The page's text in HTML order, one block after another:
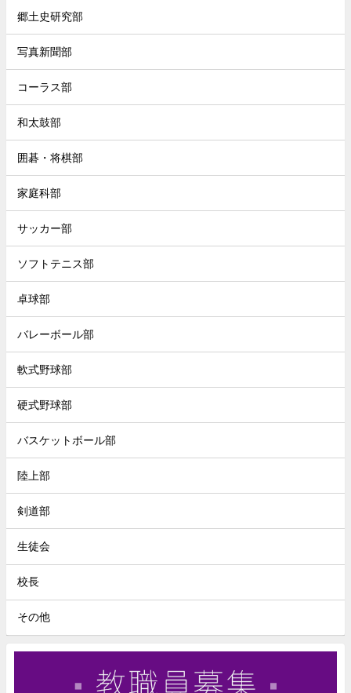
郷土史研究部
写真新聞部
コーラス部
和太鼓部
囲碁・将棋部
家庭科部
サッカー部
ソフトテニス部
卓球部
バレーボール部
軟式野球部
硬式野球部
バスケットボール部
陸上部
剣道部
生徒会
校長
その他